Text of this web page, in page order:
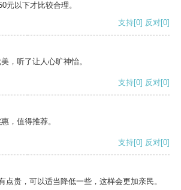
元以下才比较合理。
支持[0] 反对[0]
，听了让人心旷神怡。
支持[0] 反对[0]
，值得推荐。
支持[0] 反对[0]
点贵，可以适当降低一些，这样会更加亲民。